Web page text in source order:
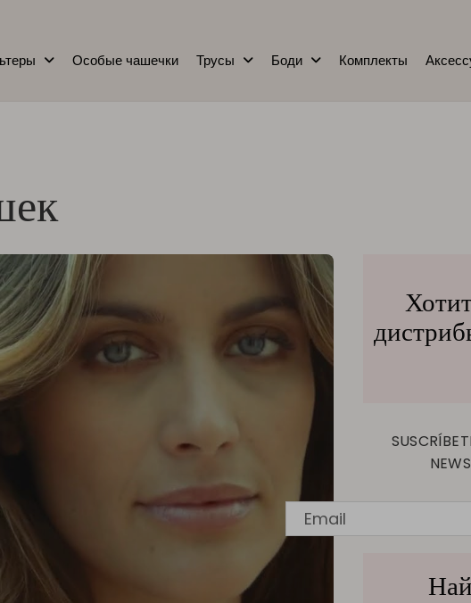
Особые чашечки Трусы Боди Комплекты
Política